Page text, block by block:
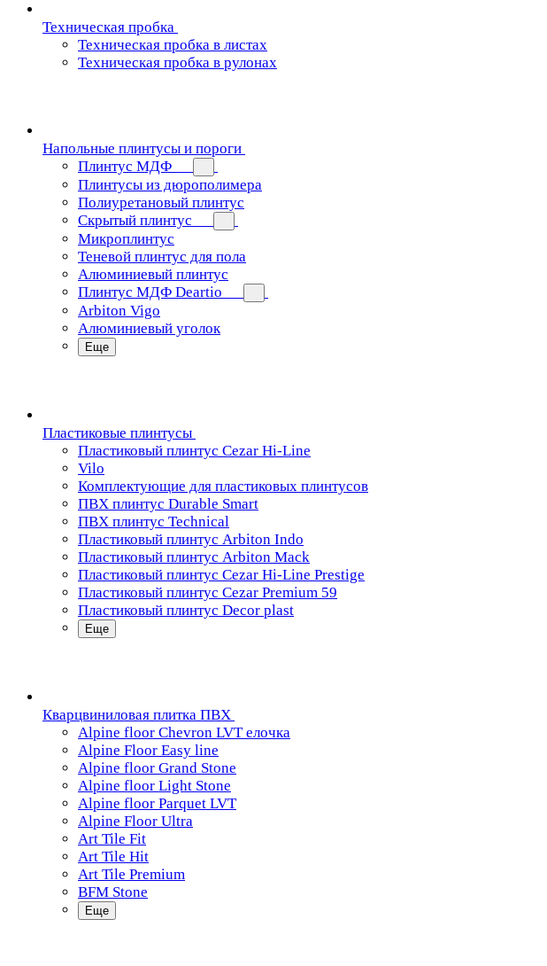
Техническая пробка
Техническая пробка в листах
Техническая пробка в рулонах
Напольные плинтусы и пороги
Плинтус МДФ
Плинтусы из дюрополимера
Полиуретановый плинтус
Скрытый плинтус
Микроплинтус
Теневой плинтус для пола
Алюминиевый плинтус
Плинтус МДФ Deartio
Arbiton Vigo
Алюминиевый уголок
Еще
Пластиковые плинтусы
Пластиковый плинтус Cezar Hi-Line
Vilo
Комплектующие для пластиковых плинтусов
ПВХ плинтус Durable Smart
ПВХ плинтус Technical
Пластиковый плинтус Arbiton Indo
Пластиковый плинтус Arbiton Mack
Пластиковый плинтус Cezar Hi-Line Prestige
Пластиковый плинтус Cezar Premium 59
Пластиковый плинтус Decor plast
Еще
Кварцвиниловая плитка ПВХ
Alpine floor Chevron LVT елочка
Alpine Floor Easy line
Alpine floor Grand Stone
Alpine floor Light Stone
Alpine floor Parquet LVT
Alpine Floor Ultra
Art Tile Fit
Art Tile Hit
Art Tile Premium
BFM Stone
Еще